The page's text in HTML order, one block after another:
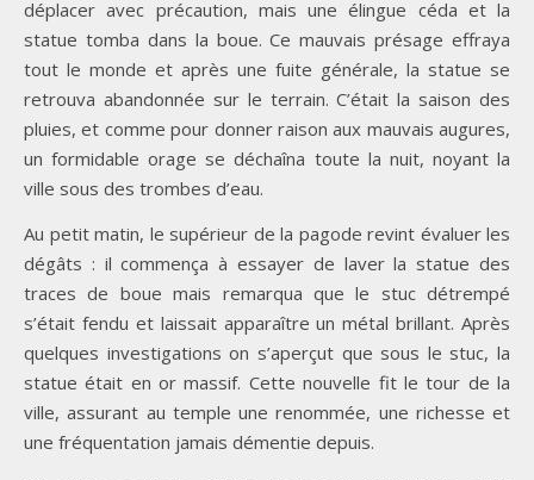
déplacer avec précaution, mais une élingue céda et la
statue tomba dans la boue. Ce mauvais présage effraya
tout le monde et après une fuite générale, la statue se
retrouva abandonnée sur le terrain. C’était la saison des
pluies, et comme pour donner raison aux mauvais augures,
un formidable orage se déchaîna toute la nuit, noyant la
ville sous des trombes d’eau.
Au petit matin, le supérieur de la pagode revint évaluer les
dégâts : il commença à essayer de laver la statue des
traces de boue mais remarqua que le stuc détrempé
s’était fendu et laissait apparaître un métal brillant. Après
quelques investigations on s’aperçut que sous le stuc, la
statue était en or massif. Cette nouvelle fit le tour de la
ville, assurant au temple une renommée, une richesse et
une fréquentation jamais démentie depuis.